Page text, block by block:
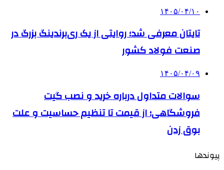
۱۴۰۵/۰۴/۱۰
تایتان معرفی شد؛ روایتی از یک ری‌برندینگ بزرگ در
صنعت فولاد کشور
۱۴۰۵/۰۴/۰۹
سوالات متداول درباره خرید و نصب گیت
فروشگاهی؛ از قیمت تا تنظیم حساسیت و علت
بوق زدن
پیوندها